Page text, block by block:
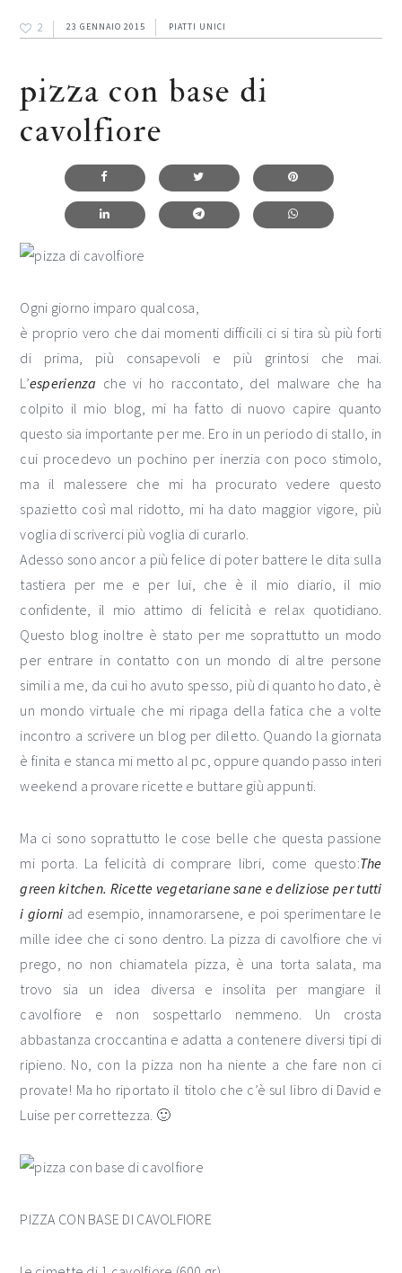
2 23 GENNAIO 2015 PIATTI UNICI
pizza con base di
cavolfiore
Ogni giorno imparo qualcosa,
è proprio vero che dai momenti difficili ci si tira sù più forti
di prima, più consapevoli e più grintosi che mai.
L’esperienza che vi ho raccontato, del malware che ha
colpito il mio blog, mi ha fatto di nuovo capire quanto
questo sia importante per me. Ero in un periodo di stallo, in
cui procedevo un pochino per inerzia con poco stimolo,
ma il malessere che mi ha procurato vedere questo
spazietto così mal ridotto, mi ha dato maggior vigore, più
voglia di scriverci più voglia di curarlo.
Adesso sono ancor a più felice di poter battere le dita sulla
tastiera per me e per lui, che è il mio diario, il mio
confidente, il mio attimo di felicità e relax quotidiano.
Questo blog inoltre è stato per me soprattutto un modo
per entrare in contatto con un mondo di altre persone
simili a me, da cui ho avuto spesso, più di quanto ho dato, è
un mondo virtuale che mi ripaga della fatica che a volte
incontro a scrivere un blog per diletto. Quando la giornata
è finita e stanca mi metto al pc, oppure quando passo interi
weekend a provare ricette e buttare giù appunti.
Ma ci sono soprattutto le cose belle che questa passione
mi porta. La felicità di comprare libri, come questo:The
green kitchen. Ricette vegetariane sane e deliziose per tutti
i giorni ad esempio, innamorarsene, e poi sperimentare le
mille idee che ci sono dentro. La pizza di cavolfiore che vi
prego, no non chiamatela pizza, è una torta salata, ma
trovo sia un idea diversa e insolita per mangiare il
cavolfiore e non sospettarlo nemmeno. Un crosta
abbastanza croccantina e adatta a contenere diversi tipi di
ripieno. No, con la pizza non ha niente a che fare non ci
provate! Ma ho riportato il titolo che c’è sul libro di David e
Luise per correttezza. 🙂
PIZZA CON BASE DI CAVOLFIORE